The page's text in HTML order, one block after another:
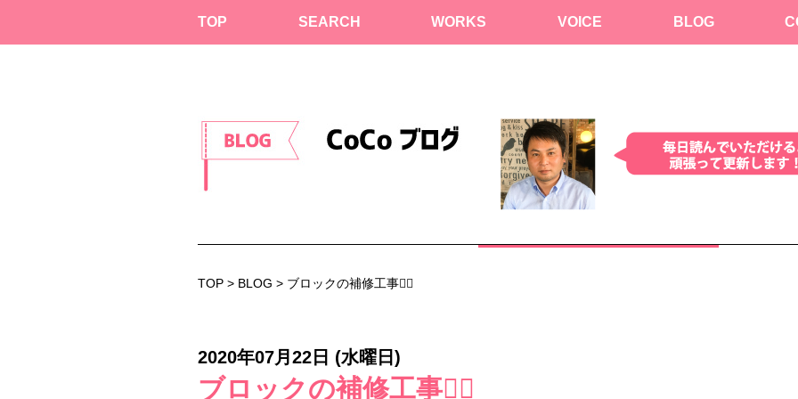
TOP SEARCH WORKS VOICE BLOG
TOP > BLOG > ブロックの補修工事👷‍♂️
2020年07月22日 (水曜日)
ブロックの補修工事👷‍♂️